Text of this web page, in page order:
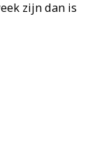
zijn dan is